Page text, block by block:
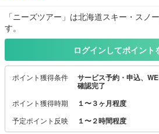
「ニーズツアー」は北海道スキー・スノ
す。
スキー旅行販売を開始して34年目、北海
《特徴》
北海道スキーに特化したWEB販売を行う
その代わり道内最大級のルスツリゾートを
ニセコ・富良野・トマム・サホロ・キロ
キー場を網羅。
ログインしてポイント
ポイント獲得条件 サービス予約・申込、
確認完了
ポイント獲得時期 １〜３ヶ月程度
予定ポイント反映 １〜２時間程度